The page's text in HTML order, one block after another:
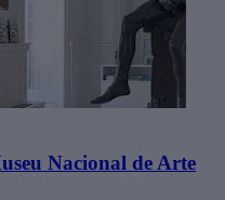
Nacional de Arte